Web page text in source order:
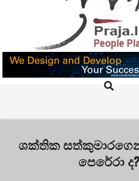
PRAJA.LK
Search
ශක්තික
පෙරේරා ද?